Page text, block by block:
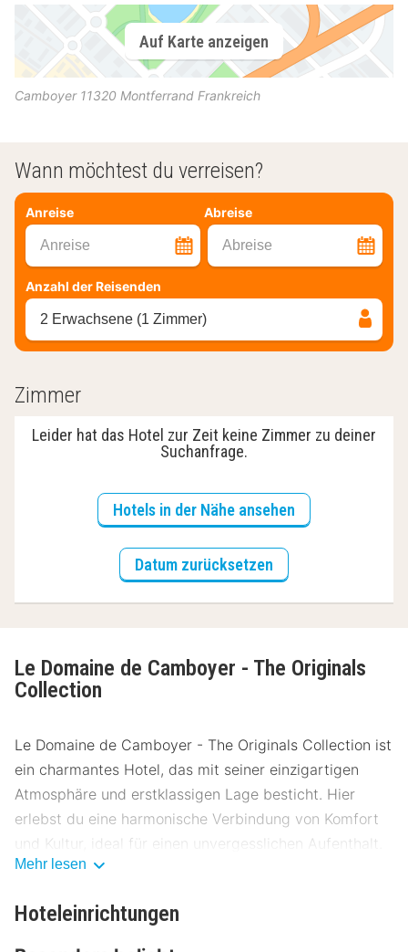
Auf Karte anzeigen
Camboyer 11320 Montferrand Frankreich
Wann möchtest du verreisen?
Anreise Abreise
Anreise Abreise
Anzahl der Reisenden
2 Erwachsene (1 Zimmer)
Zimmer
Leider hat das Hotel zur Zeit keine Zimmer zu deiner
Suchanfrage.
Hotels in der Nähe ansehen
Datum zurücksetzen
Le Domaine de Camboyer - The Originals
Collection
Le Domaine de Camboyer - The Originals Collection ist
ein charmantes Hotel, das mit seiner einzigartigen
Atmosphäre und erstklassigen Lage besticht. Hier
erlebst du eine harmonische Verbindung von Komfort
und Kultur, ideal für einen unvergesslichen Aufenthalt.
Originals Collection
Mehr lesen
Hoteleinrichtungen